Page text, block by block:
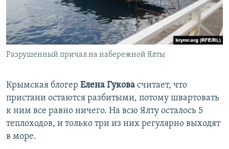
Разрушенный причал на набережной Ялты
Крымская блогер Елена Гукова считает, что
пристани остаются разбитыми, потому швартовать
к ним все равно ничего. На всю Ялту осталось 5
теплоходов, и только три из них регулярно выходят
в море.